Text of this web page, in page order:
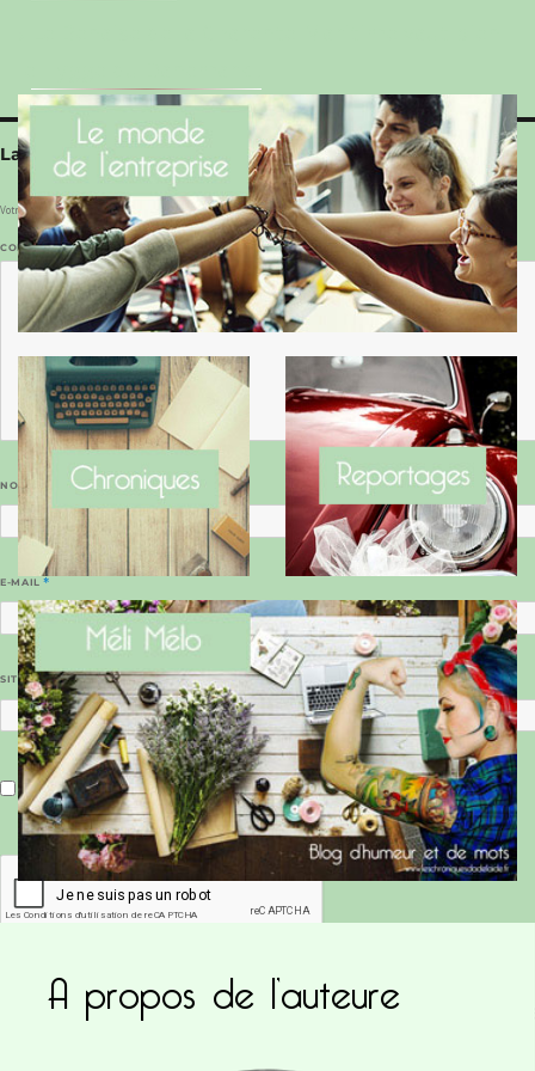
Laisser un commentaire
Votre adresse e-mail ne sera pas publiée.Les champs obligatoires sont indiqués avec
COMMENTAIRE*
NOM
E-MAIL*
SITE WEB
Enregistrer mon nom, mon e-mail et mon site dans le navigateur pour mon prochain commentaire.
Ce site utilise Akismet pour réduire les
A propos de l’auteure